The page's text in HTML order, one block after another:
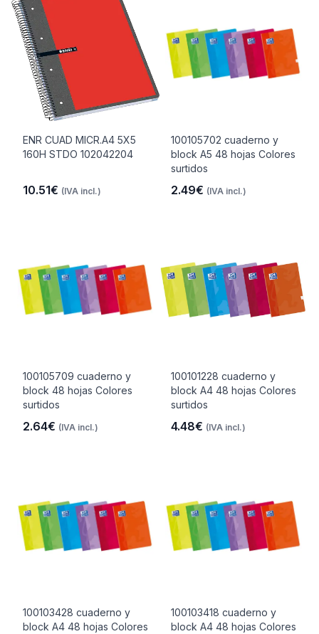
ENR CUAD MICR.A4 5X5
160H STDO 102042204
10.51€ (IVA incl.)
100105702 cuaderno y
block A5 48 hojas Colores
surtidos
2.49€ (IVA incl.)
100105709 cuaderno y
block 48 hojas Colores
surtidos
2.64€ (IVA incl.)
100101228 cuaderno y
block A4 48 hojas Colores
surtidos
4.48€ (IVA incl.)
100103428 cuaderno y
block A4 48 hojas Colores
100103418 cuaderno y
block A4 48 hojas Colores